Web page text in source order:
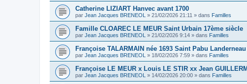
Catherine LIZIART Hanvec avant 1700
par Jean Jacques BRENEOL » 21/02/2026 21:11 » dans Familles
Famille CLOAREC LE MEUR Saint Urbain 17ème siècle
par Jean Jacques BRENEOL » 21/02/2026 9:14 » dans Familles
Françoise TALARMAIN née 1693 Saint Pabu Landerneau
par Jean Jacques BRENEOL » 18/02/2026 7:59 » dans Familles
Françoise LE MEUR x Louis LE STIR xx Jean
par Jean Jacques BRENEOL » 14/02/2026 20:00 » dans Familles